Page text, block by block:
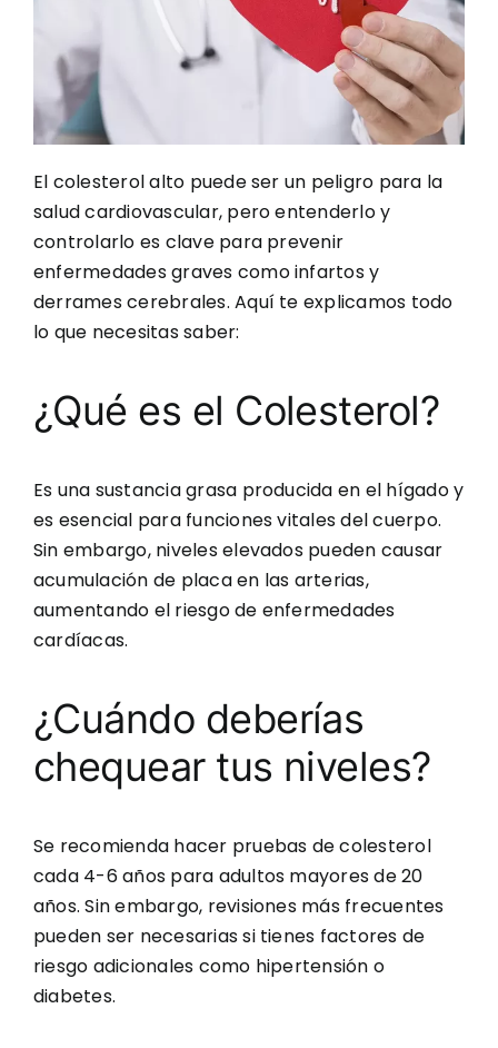
El colesterol alto puede ser un peligro para la
salud cardiovascular, pero entenderlo y
controlarlo es clave para prevenir
enfermedades graves como infartos y
derrames cerebrales. Aquí te explicamos todo
lo que necesitas saber:
¿Qué es el Colesterol?
Es una sustancia grasa producida en el hígado y
es esencial para funciones vitales del cuerpo.
Sin embargo, niveles elevados pueden causar
acumulación de placa en las arterias,
aumentando el riesgo de enfermedades
cardíacas.
¿Cuándo deberías
chequear tus niveles?
Se recomienda hacer pruebas de colesterol
cada 4-6 años para adultos mayores de 20
años. Sin embargo, revisiones más frecuentes
pueden ser necesarias si tienes factores de
riesgo adicionales como hipertensión o
diabetes.